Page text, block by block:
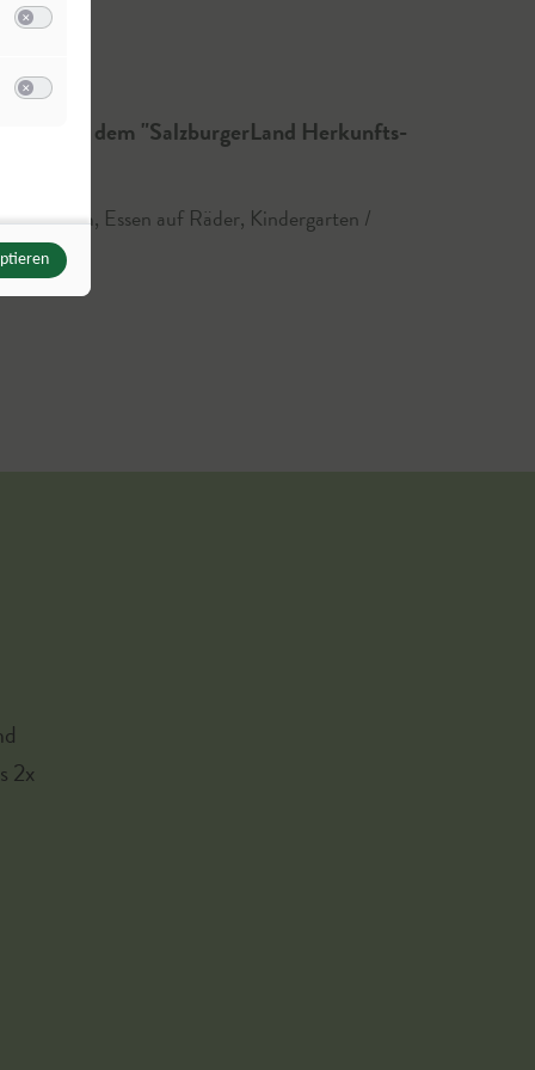
und dem "SalzburgerLand Herkunfts-
Essen auf Räder, Kindergarten /
2x
Meta Pixel